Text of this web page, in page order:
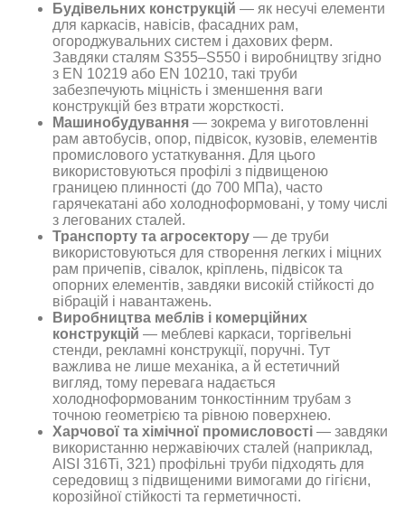
Будівельних конструкцій — як несучі елементи
для каркасів, навісів, фасадних рам,
огороджувальних систем і дахових ферм.
Завдяки сталям S355–S550 і виробництву згідно
з EN 10219 або EN 10210, такі труби
забезпечують міцність і зменшення ваги
конструкцій без втрати жорсткості.
Машинобудування — зокрема у виготовленні
рам автобусів, опор, підвісок, кузовів, елементів
промислового устаткування. Для цього
використовуються профілі з підвищеною
границею плинності (до 700 МПа), часто
гарячекатані або холодноформовані, у тому числі
з легованих сталей.
Транспорту та агросектору — де труби
використовуються для створення легких і міцних
рам причепів, сівалок, кріплень, підвісок та
опорних елементів, завдяки високій стійкості до
вібрацій і навантажень.
Виробництва меблів і комерційних
конструкцій — меблеві каркаси, торгівельні
стенди, рекламні конструкції, поручні. Тут
важлива не лише механіка, а й естетичний
вигляд, тому перевага надається
холодноформованим тонкостінним трубам з
точною геометрією та рівною поверхнею.
Харчової та хімічної промисловості — завдяки
використанню нержавіючих сталей (наприклад,
AISI 316Ti, 321) профільні труби підходять для
середовищ з підвищеними вимогами до гігієни,
корозійної стійкості та герметичності.